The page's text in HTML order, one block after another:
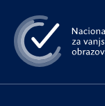
na
glavni
sadržaj